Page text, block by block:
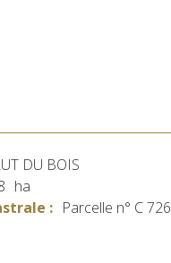
DU BOIS
ha
: Parcelle n° C 726